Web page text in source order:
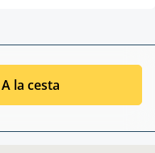
A la cesta